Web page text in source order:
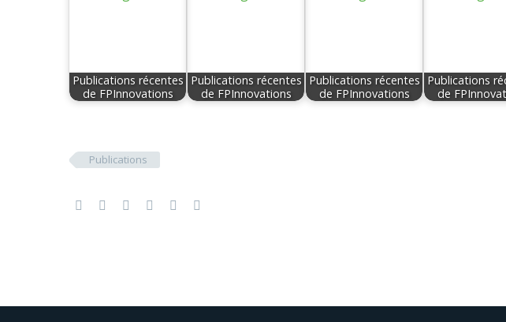
Publications récentes
de FPInnovations
Publications récentes
de FPInnovations
Publications récentes
de FPInnovations
Publications
de
Publications